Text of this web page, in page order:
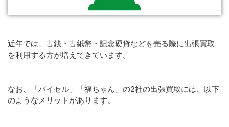
近年では、古銭・古紙幣・記念硬貨などを売る際に出張買取
を利用する方が増えてきています。
なお、「バイセル」「福ちゃん」の2社の出張買取には、以下
のようなメリットがあります。